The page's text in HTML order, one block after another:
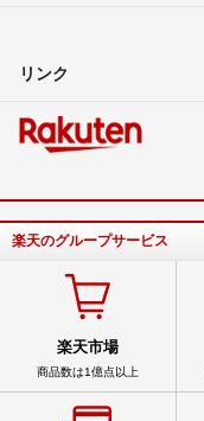
リンク
楽天のグループサービス
楽天市場
商品数は1億点以上